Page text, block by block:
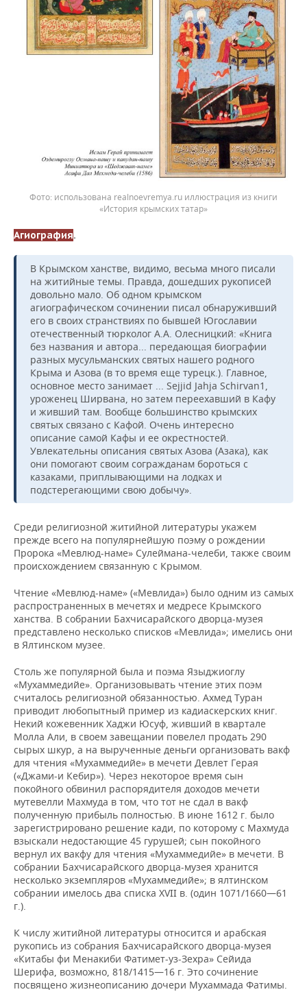
использована realnoevremya.ru иллюстрация из книги
«История крымских татар»
Агиография.
В Крымском ханстве, видимо, весьма много писали
на житийные темы. Правда, дошедших рукописей
довольно мало. Об одном крымском
агиографическом сочинении писал обнаруживший
его в своих странствиях по бывшей Югославии
отечественный тюрколог А.А. Олесницкий: «Книга
без названия и автора... передающая биографии
разных мусульманских святых нашего родного
Крыма и Азова (в то время еще турецк.). Главное,
основное место занимает ... Sejjid Jahja Sсhirvan1,
уроженец Ширвана, но затем переехавший в Кафу
и живший там. Вообще большинство крымских
святых связано с Кафой. Очень интересно
описание самой Кафы и ее окрестностей.
Увлекательны описания святых Азова (Азака), как
они помогают своим согражданам бороться с
казаками, приплывающими на лодках и
подстерегающими свою добычу».
Среди религиозной житийной литературы укажем
прежде всего на популярнейшую поэму о рождении
Пророка «Мевлюд-наме» Сулеймана-челеби, также своим
происхождением связанную с Крымом.
Чтение «Мевлюд-наме» («Мевлида») было одним из самых
распространенных в мечетях и медресе Крымского
ханства. В собрании Бахчисарайского дворца-музея
представлено несколько списков «Мевлида»; имелись они
в Ялтинском музее.
Столь же популярной была и поэма Языджиоглу
«Мухаммедийе». Организовывать чтение этих поэм
считалось религиозной обязанностью. Ахмед Туран
приводит любопытный пример из кадиаскерских книг.
Некий кожевенник Хаджи Юсуф, живший в квартале
Молла Али, в своем завещании повелел продать 290
сырых шкур, а на вырученные деньги организовать вакф
для чтения «Мухаммедийе» в мечети Девлет Герая
(«Джами-и Кебир»). Через некоторое время сын
покойного обвинил распорядителя доходов мечети
мутевелли Махмуда в том, что тот не сдал в вакф
полученную прибыль полностью. В июне 1612 г. было
зарегистрировано решение кади, по которому с Махмуда
взыскали недостающие 45 гурушей; сын покойного
вернул их вакфу для чтения «Мухаммедийе» в мечети. В
собрании Бахчисарайского дворца-музея хранится
несколько экземпляров «Мухаммедийе»; в ялтинском
собрании имелось два списка XVII в. (один 1071/1660—61
г.).
К числу житийной литературы относится и арабская
рукопись из собрания Бахчисарайского дворца-музея
«Китабы фи Менакиби Фатимет-уз-Зехра» Сейида
Шерифа, возможно, 818/1415—16 г. Это сочинение
посвящено жизнеописанию дочери Мухаммада Фатимы.